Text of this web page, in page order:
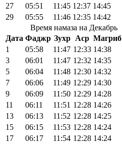
27
05:51 11:45 12:37 14:45
29
05:55 11:46 12:35 14:42
Время намаза на Декабрь
Дата Фаджр Зухр Аср Магриб
1
05:58 11:47 12:33 14:38
3
06:01 11:47 12:32 14:35
5
06:04 11:48 12:30 14:32
7
06:06 11:49 12:29 14:30
9
06:09 11:50 12:29 14:28
11
06:11 11:51 12:28 14:26
13
06:13 11:52 12:28 14:25
15
06:15 11:53 12:28 14:24
17
06:17 11:54 12:28 14:24